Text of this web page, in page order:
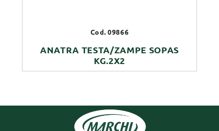
Cod. 09866
ANATRA TESTA/ZAMPE SOPAS
KG.2X2